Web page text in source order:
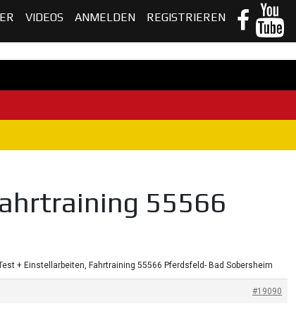
VIDEOS ANMELDEN REGISTRIEREN
55566
+ Einstellarbeiten, Fahrtraining 55566 Pferdsfeld- Bad Sobersheim
#19090